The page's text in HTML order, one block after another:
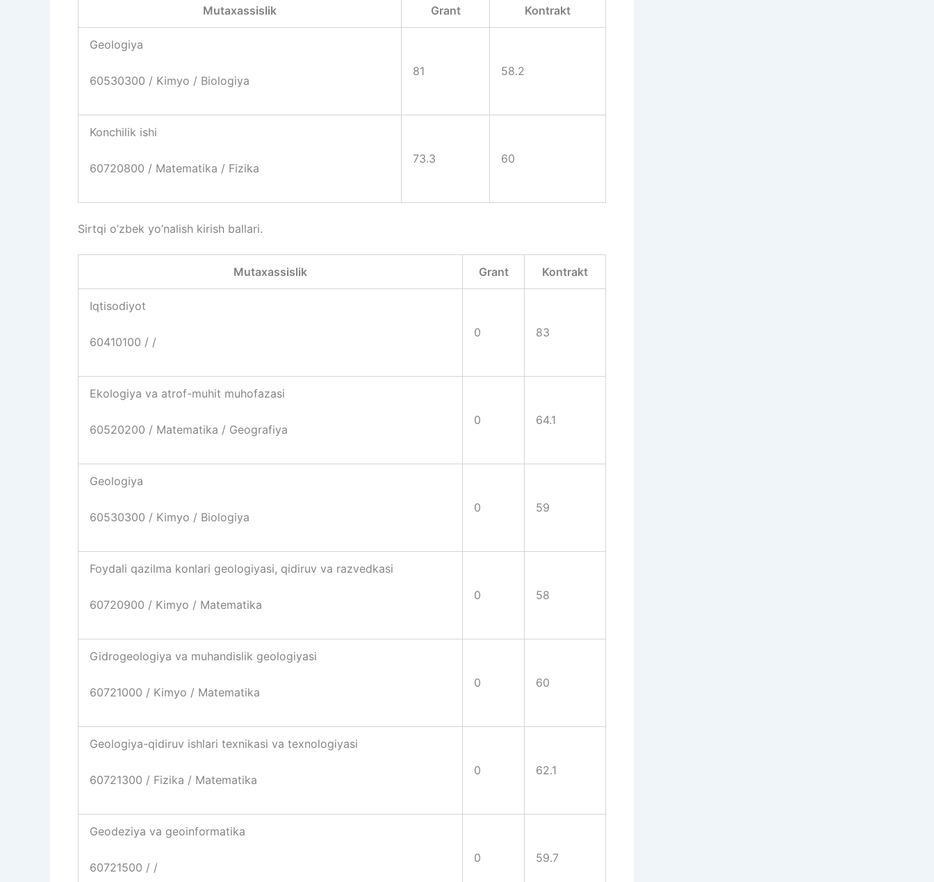
Mutaxassislik Grant Kontrakt
Geologiya
60530300 / Kimyo / Biologiya
81 58.2
Konchilik ishi
60720800 / Matematika / Fizika
73.3 60
Sirtqi o’zbek yo’nalish kirish ballari.
Mutaxassislik Grant Kontrakt
Iqtisodiyot
60410100 / /
0 83
Ekologiya va atrof-muhit muhofazasi
60520200 / Matematika / Geografiya
0 64.1
Geologiya
60530300 / Kimyo / Biologiya
0 59
Foydali qazilma konlari geologiyasi, qidiruv va razvedkasi
60720900 / Kimyo / Matematika
0 58
Gidrogeologiya va muhandislik geologiyasi
60721000 / Kimyo / Matematika
0 60
Geologiya-qidiruv ishlari texnikasi va texnologiyasi
60721300 / Fizika / Matematika
0 62.1
Geodeziya va geoinformatika
60721500 / /
0 59.7